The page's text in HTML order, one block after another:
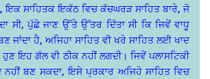
ਇਕ ਸਾਹਿਤਕ ਇਕੱਠ ਵਿਚ ਕੱਚਘਰੜ ਸਾਹਿਤ ਬਾਰੇ, ਜੋ
ਸੀ, ਪੁੱਛੇ ਜਾਣ ਉੱਤੇ ਉੱਤਰ ਦਿੱਤਾ ਸੀ ਕਿ ਜਿਵੇਂ ਵਾਧੂ
ਜਾਂਦਾ ਹੈ, ਅਜਿਹਾ ਸਾਹਿਤ ਵੀ ਖਰੇ ਸਾਹਿਤ ਲਈ ਖਾਦ
ਇਹ ਗੱਲ ਵੀ ਠੀਕ ਨਹੀਂ ਲਗਦੀ। ਜਿਵੇਂ ਪਲਾਸਟਿਕੀ
ਨਹੀਂ ਬਣ ਸਕਦਾ, ਇਸੇ ਪ੍ਰਕਾਰ ਅਜਿਹੇ ਸਾਹਿਤ ਵਿਚ